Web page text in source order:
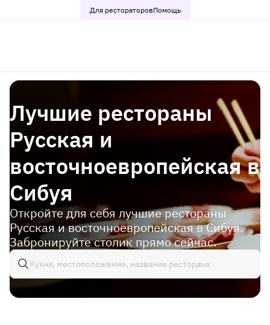
Для рестораторовПомощь
Лучшие рестораны
Русская и
восточноевропейская в
Сибуя
Откройте для себя лучшие рестораны
Русская и восточноевропейская в Сибуя.
Забронируйте столик прямо сейчас.